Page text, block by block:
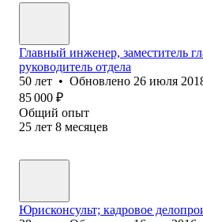
Главный инженер, заместитель
руководитель отдела
50 лет • Обновлено 26 июля
85 000 ₽
Общий опыт
25 лет 8 месяцев
Юрисконсульт; кадровое